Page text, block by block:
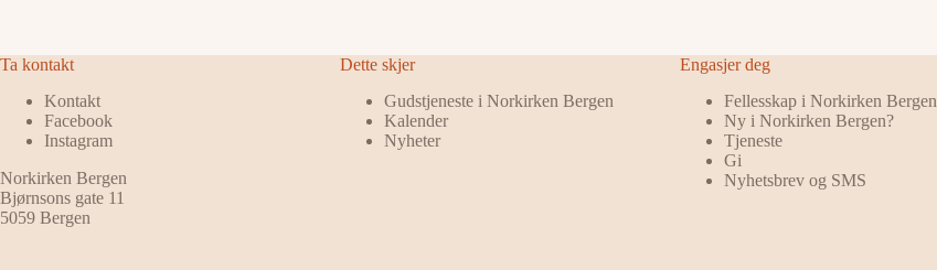
Ta kontakt
Kontakt
Facebook
Instagram
Norkirken Bergen
Bjørnsons gate 11
5059 Bergen
Dette skjer
Gudstjeneste i Norkirken Bergen
Kalender
Nyheter
Engasjer deg
Fellesskap i Norkirken Bergen
Ny i Norkirken Bergen?
Tjeneste
Gi
Nyhetsbrev og SMS